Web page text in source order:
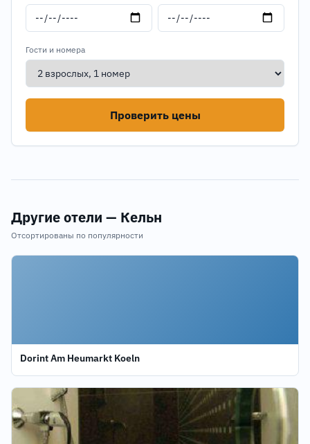
Гости и номера
Проверить цены
Другие отели — Кельн
Отсортированы по популярности
Dorint Am Heumarkt Koeln